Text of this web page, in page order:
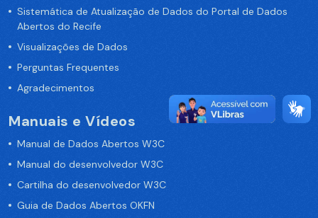
Sistemática de Atualização de Dados do Portal de Dados
Abertos do Recife
Visualizações de Dados
Perguntas Frequentes
Agradecimentos
Manuais e Vídeos
Manual de Dados Abertos W3C
Manual do desenvolvedor W3C
Cartilha do desenvolvedor W3C
Guia de Dados Abertos OKFN